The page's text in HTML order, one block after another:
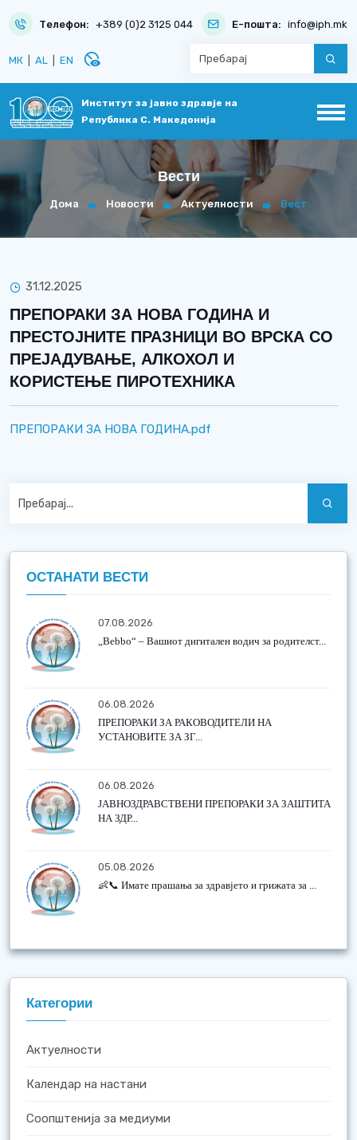
Телефон: +389 (0)2 3125 044 Е-пошта: info@iph.mk
МК AL EN disabled_visible
Институт за јавно здравје на
Република С. Македонија
Вести
Дома Новости Актуелности Вест
31.12.2025
ПРЕПОРАКИ ЗА НОВА ГОДИНА И
ПРЕСТОЈНИТЕ ПРАЗНИЦИ ВО ВРСКА СО
ПРЕЈАДУВАЊЕ, АЛКОХОЛ И
КОРИСТЕЊЕ ПИРОТЕХНИКА
ПРЕПОРАКИ ЗА НОВА ГОДИНА.pdf
ОСТАНАТИ ВЕСТИ
07.08.2026
„Bebbo“ – Вашиот дигитален водич за родителст...
06.08.2026
ПРЕПОРАКИ ЗА РАКОВОДИТЕЛИ НА
УСТАНОВИТЕ ЗА ЗГ...
06.08.2026
ЈАВНОЗДРАВСТВЕНИ ПРЕПОРАКИ ЗА ЗАШТИТА
НА ЗДР...
05.08.2026
👶📞 Имате прашања за здравјето и грижата за ...
Категории
Актуелности
Календар на настани
Соопштенија за медиуми